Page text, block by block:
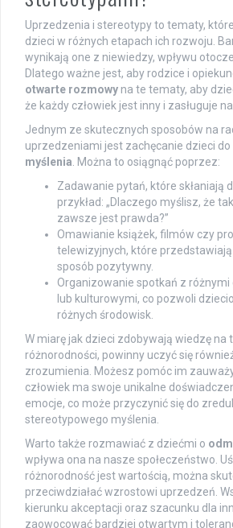
Uprzedzenia i stereotypy to tematy,
dzieci w różnych etapach ich rozwoju.
wynikają one z niewiedzy, wpływu
Dlatego ważne jest, aby rodzice i
otwarte rozmowy na te tematy, aby
że każdy człowiek jest inny i zasługuje
Jednym ze skutecznych sposobów na
uprzedzeniami jest zachęcanie dzieci do
myślenia . Można to osiągnąć poprzez:
Zadawanie pytań, które skłaniają
przykład: „Dlaczego myślisz, że
zawsze jest prawda?”
Omawianie książek, filmów czy
telewizyjnych, które
sposób pozytywny.
Organizowanie spotkań z
lub kulturowymi, co pozwoli
różnych środowisk.
W miarę jak dzieci zdobywają wiedzę na
różnorodności, powinny uczyć się
zrozumienia. Możesz pomóc im
człowiek ma swoje unikalne
emocje, co może przyczynić się do
stereotypowego myślenia.
Warto także rozmawiać z dziećmi o
wpływa ona na nasze społeczeństwo.
różnorodność jest wartością, można
przeciwdziałać wzrostowi uprzedzeń.
kierunku akceptacji oraz szacunku dla
zaowocować bardziej otwartym i